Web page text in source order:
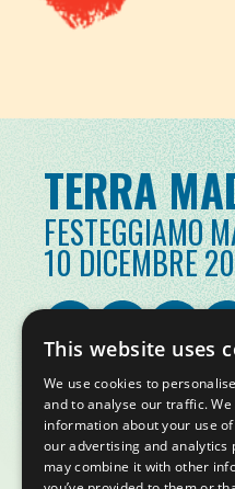
TERRA
FESTEGGIAMO
10 DICEMBRE
This website uses
We use cookies to
and to analyse our traffic. We
information about your use
our advertising and analytics
may combine it with other